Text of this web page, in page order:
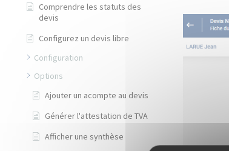
Comprendre les statuts des
devis
Configurez un devis libre
Configuration
Options
Ajouter un acompte au devis
Générer l'attestation de TVA
Afficher une synthèse